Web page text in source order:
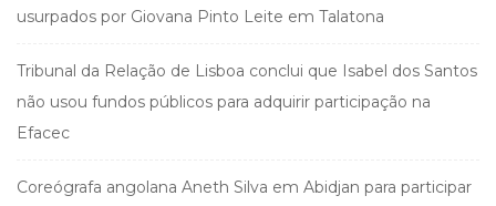
usurpados por Giovana Pinto Leite em Talatona
Tribunal da Relação de Lisboa conclui que Isabel dos Santos
não usou fundos públicos para adquirir participação na
Efacec
Coreógrafa angolana Aneth Silva em Abidjan para participar